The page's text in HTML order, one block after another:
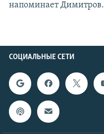
напоминает Димитров.
СОЦИАЛЬНЫЕ СЕТИ